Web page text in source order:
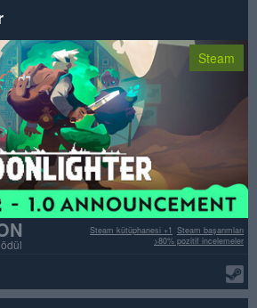
Steam
Steam başarımları
Steam kütüphanesi +1
>80% pozitif incelemeler